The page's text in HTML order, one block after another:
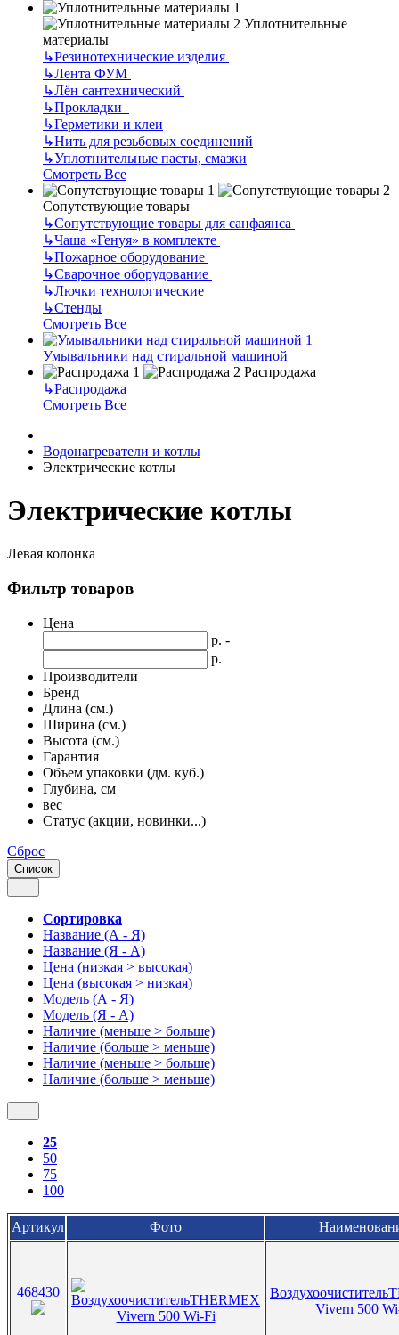
Уплотнительные
материалы
↳Резинотехнические изделия
↳Лента ФУМ
↳Лён сантехнический
↳Прокладки
↳Герметики и клеи
↳Нить для резьбовых соединений
↳Уплотнительные пасты, смазки
Смотреть Все
Сопутствующие товары
↳Сопутствующие товары для санфаянса
↳Чаша «Генуя» в комплекте
↳Пожарное оборудование
↳Сварочное оборудование
↳Лючки технологические
↳Стенды
Смотреть Все
Умывальники над стиральной машиной
Распродажа
↳Распродажа
Смотреть Все
Водонагреватели и котлы
Электрические котлы
Электрические котлы
Левая колонка
Фильтр товаров
Цена
р. -
р.
Производители
Бренд
Длина (см.)
Ширина (см.)
Высота (см.)
Гарантия
Объем упаковки (дм. куб.)
Глубина, см
вес
Статус (акции, новинки...)
Сброс
Список
Сортировка
Название (А - Я)
Название (Я - А)
Цена (низкая > высокая)
Цена (высокая > низкая)
Модель (А - Я)
Модель (Я - А)
Наличие (меньше > больше)
Наличие (больше > меньше)
Наличие (меньше > больше)
Наличие (больше > меньше)
25
50
75
100
Артикул Фото
468430
Vivern 500